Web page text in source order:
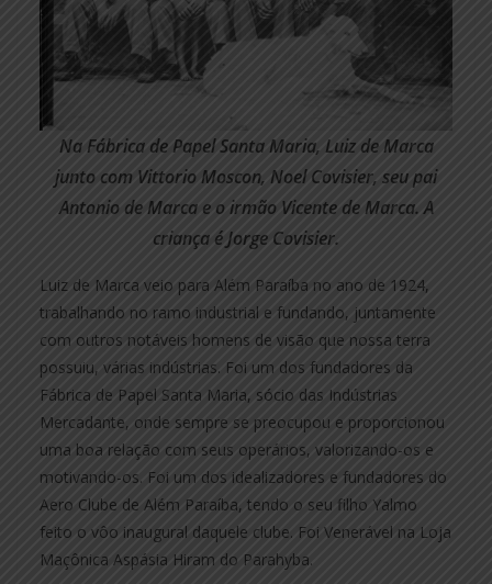
Na Fábrica de Papel Santa Maria, Luiz de Marca
junto com Vittorio Moscon, Noel Covisier, seu pai
Antonio de Marca e o irmão Vicente de Marca. A
criança é Jorge Covisier.
Luiz de Marca veio para Além Paraíba no ano de 1924,
trabalhando no ramo industrial e fundando, juntamente
com outros notáveis homens de visão que nossa terra
possuiu, várias indústrias. Foi um dos fundadores da
Fábrica de Papel Santa Maria, sócio das Indústrias
Mercadante, onde sempre se preocupou e proporcionou
uma boa relação com seus operários, valorizando-os e
motivando-os. Foi um dos idealizadores e fundadores do
Aero Clube de Além Paraíba, tendo o seu filho Yalmo
feito o vôo inaugural daquele clube. Foi Venerável na Loja
Maçônica Aspásia Hiram do Parahyba.